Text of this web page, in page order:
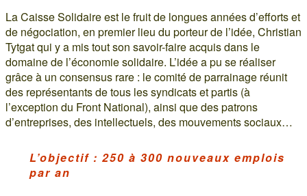
La Caisse Solidaire est le fruit de longues années d’efforts et
de négociation, en premier lieu du porteur de l’idée, Christian
Tytgat qui y a mis tout son savoir-faire acquis dans le
domaine de l’économie solidaire. L’idée a pu se réaliser
grâce à un consensus rare : le comité de parrainage réunit
des représentants de tous les syndicats et partis (à
l’exception du Front National), ainsi que des patrons
d’entreprises, des intellectuels, des mouvements sociaux…
L’objectif : 250 à 300 nouveaux emplois
par an